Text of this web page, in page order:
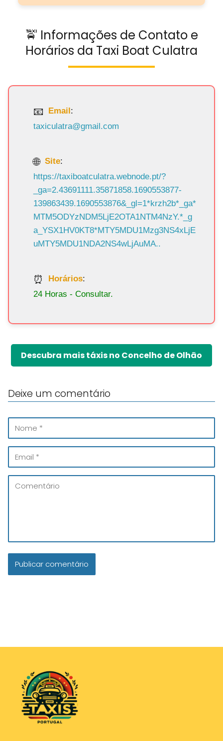
🚖 Informações de Contato e
Horários da Taxi Boat Culatra
Email:
taxiculatra@gmail.com
Site:
https://taxiboatculatra.webnode.pt/?
_ga=2.43691111.35871858.1690553877-
139863439.1690553876&_gl=1*krzh2b*_ga*
MTM5ODYzNDM5LjE2OTA1NTM4NzY.*_g
a_YSX1HV0KT8*MTY5MDU1Mzg3NS4xLjE
uMTY5MDU1NDA2NS4wLjAuMA..
Horários:
24 Horas - Consultar.
Descubra mais táxis no Concelho de Olhão
Deixe um comentário